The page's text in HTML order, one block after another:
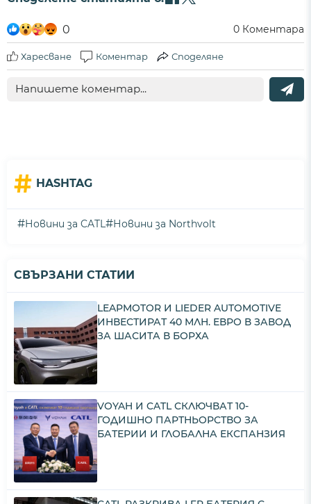
0 0 Коментара
Харесване Коментар Споделяне
# HASHTAG
#Новини за CATL#Новини за Northvolt
СВЪРЗАНИ СТАТИИ
LEAPMOTOR И LIEDER AUTOMOTIVE
ИНВЕСТИРАТ 40 МЛН. ЕВРО В ЗАВОД
ЗА ШАСИТА В БОРХА
VOYAH И CATL СКЛЮЧВАТ 10-
ГОДИШНО ПАРТНЬОРСТВО ЗА
БАТЕРИИ И ГЛОБАЛНА ЕКСПАНЗИЯ